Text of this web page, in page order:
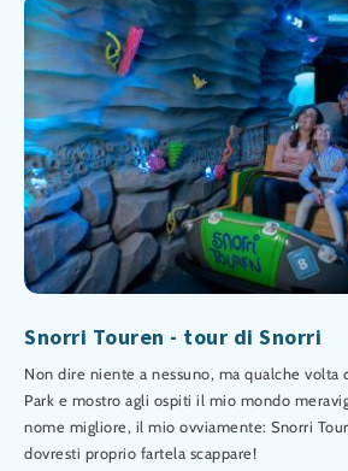
Snorri Touren - tour di Snorri
Non dire niente a nessuno, ma qualche volta
Park e mostro agli ospiti il mio mondo
nome migliore, il mio ovviamente: Snorri
dovresti proprio fartela scappare!